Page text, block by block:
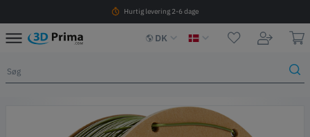
Hurtig levering 2-6 dage
DK